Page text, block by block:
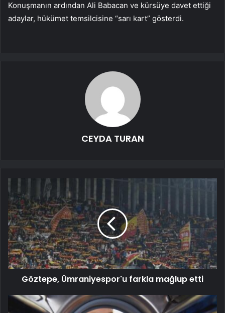
Konuşmanın ardından Ali Babacan ve kürsüye davet ettiği
adaylar, hükümet temsilcisine “sarı kart” gösterdi.
CEYDA TURAN
Göztepe, Ümraniyespor'u farkla mağlup etti